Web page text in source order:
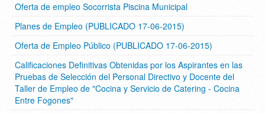
Oferta de empleo Socorrista Piscina Municipal
Planes de Empleo (PUBLICADO 17-06-2015)
Oferta de Empleo Público (PUBLICADO 17-06-2015)
Calificaciones Definitivas Obtenidas por los Aspirantes en las
Pruebas de Selección del Personal Directivo y Docente del
Taller de Empleo de "Cocina y Servicio de Catering - Cocina
Entre Fogones"